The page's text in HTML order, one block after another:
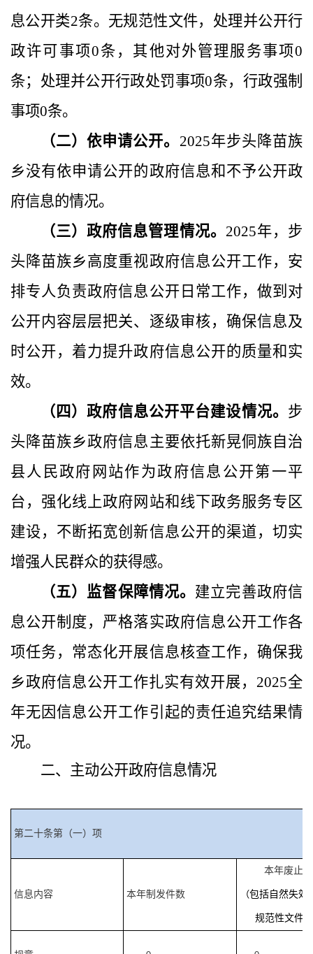
息公开类2条。无规范性文件，处理并公开行
政许可事项0条，其他对外管理服务事项0
条；处理并公开行政处罚事项0条，行政强制
事项0条。
（二）依申请公开。 2025年步头降苗族
乡没有依申请公开的政府信息和不予公开政
府信息的情况。
（三）政府信息管理情况。 2025年，步
头降苗族乡高度重视政府信息公开工作，安
排专人负责政府信息公开日常工作，做到对
公开内容层层把关、逐级审核，确保信息及
时公开，着力提升政府信息公开的质量和实
效。
（四）政府信息公开平台建设情况。 步
头降苗族乡政府信息主要依托新晃侗族自治
县人民政府网站作为政府信息公开第一平
台，强化线上政府网站和线下政务服务专区
建设，不断拓宽创新信息公开的渠道，切实
增强人民群众的获得感。
（五）监督保障情况。 建立完善政府信
息公开制度，严格落实政府信息公开工作各
项任务，常态化开展信息核查工作，确保我
乡政府信息公开工作扎实有效开展， 2025全
年无因信息公开工作引起的责任追究结果情
况。
二、主动公开政府信息情况
第二十条第（一）项
信息内容 本年制发件数
本年废止
（包括自然失效
规范性文件